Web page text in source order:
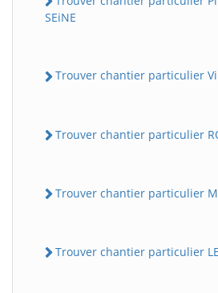
SEiNE
Trouver chantier particulier
Trouver chantier particulier
Trouver chantier particulier
Trouver chantier particulier